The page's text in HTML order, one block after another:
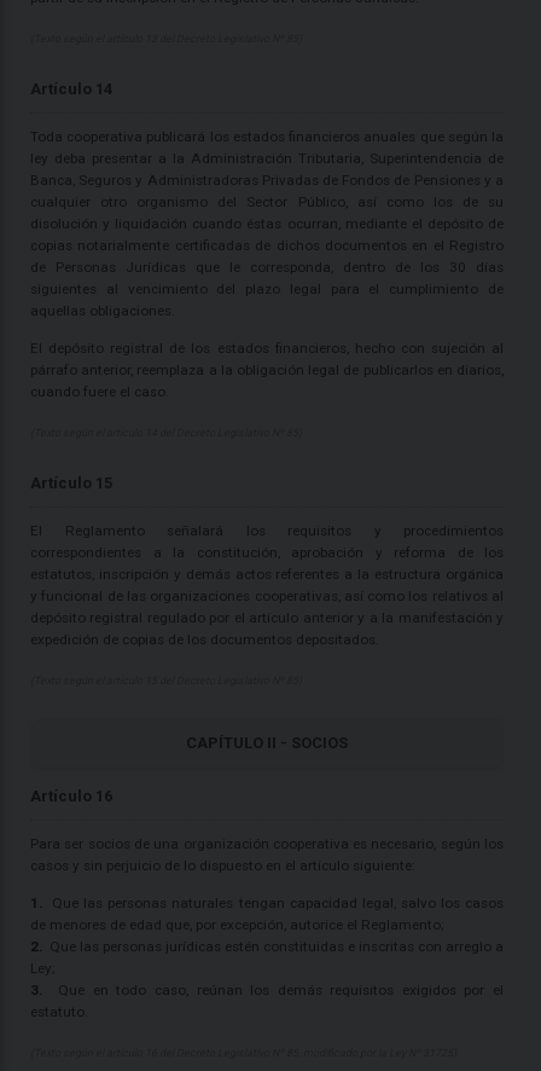
Artículo 14
Toda cooperativa publicará los estados financieros anuales que según la
ley deba presentar a la Administración Tributaria, Superintendencia de
Banca, Seguros y Administradoras Privadas de Fondos de Pensiones y a
cualquier otro organismo del Sector Público, así como los de su
disolución y liquidación cuando éstas ocurran, mediante el depósito de
copias notarialmente certificadas de dichos documentos en el Registro
de Personas Jurídicas que le corresponda, dentro de los 30 días
siguientes al vencimiento del plazo legal para el cumplimiento de
aquellas obligaciones.
El depósito registral de los estados financieros, hecho con sujeción al
párrafo anterior, reemplaza a la obligación legal de publicarlos en diarios,
cuando fuere el caso.
Artículo 15
El Reglamento señalará los requisitos y procedimientos
correspondientes a la constitución, aprobación y reforma de los
estatutos, inscripción y demás actos referentes a la estructura orgánica
y funcional de las organizaciones cooperativas, así como los relativos al
depósito registral regulado por el artículo anterior y a la manifestación y
expedición de copias de los documentos depositados.
CAPÍTULO II - SOCIOS
Artículo 16
Para ser socios de una organización cooperativa es necesario, según los
casos y sin perjuicio de lo dispuesto en el artículo siguiente:
1. Que las personas naturales tengan capacidad legal, salvo los casos
de menores de edad que, por excepción, autorice el Reglamento;
2. Que las personas jurídicas estén constituidas e inscritas con arreglo a
Ley;
3. Que en todo caso, reúnan los demás requisitos exigidos por el
estatuto.